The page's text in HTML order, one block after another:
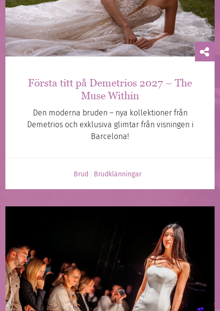
Första titt på Demetrios 2027 – The
Muse Within
Den moderna bruden – nya kollektioner från
Demetrios och exklusiva glimtar från visningen i
Barcelona!
Brud Brudklänningar